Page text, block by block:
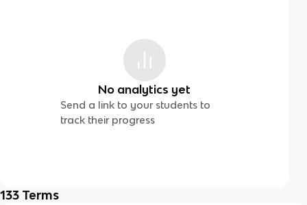
No analytics yet
Send a link to your students to
track their progress
133 Terms